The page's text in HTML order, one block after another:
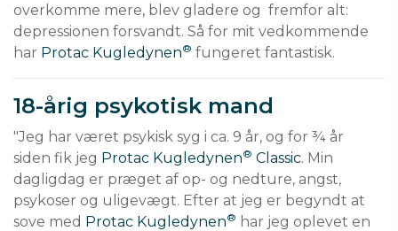
overkomme mere, blev gladere og  fremfor alt:
depressionen forsvandt. Så for mit vedkommende
har Protac Kugledynen® fungeret fantastisk.
18-årig psykotisk mand
"Jeg har været psykisk syg i ca. 9 år, og for ¾ år
siden fik jeg Protac Kugledynen® Classic. Min
dagligdag er præget af op- og nedture, angst,
psykoser og uligevægt. Efter at jeg er begyndt at
sove med Protac Kugledynen® har jeg oplevet en